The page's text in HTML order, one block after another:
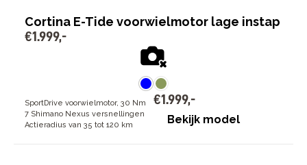
Cortina E-Tide voorwielmotor lage instap
€1 .999,-
SportDrive voorwielmotor, 30 Nm
7 Shimano Nexus versnellingen
Actieradius van 35 tot 120 km
€1 .999,-
Bekijk model